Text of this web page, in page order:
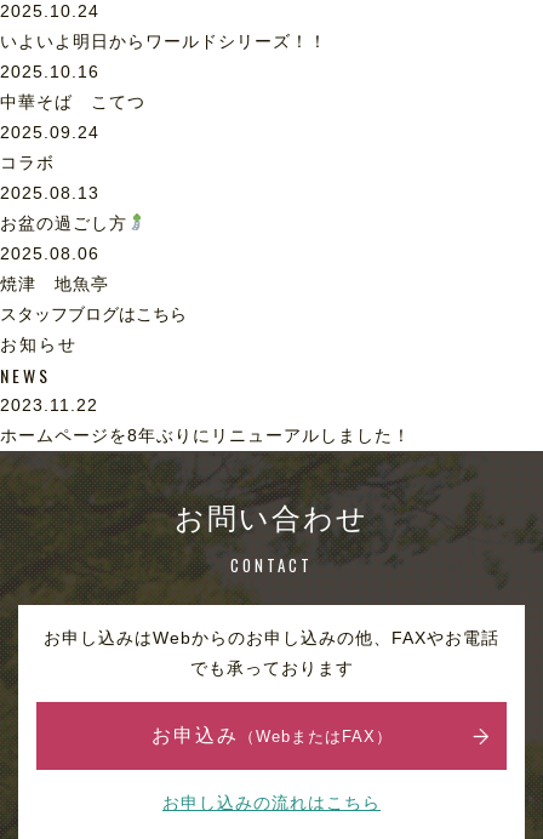
2025.10.24
いよいよ明日からワールドシリーズ！！
2025.10.16
中華そば こてつ
2025.09.24
コラボ
2025.08.13
お盆の過ごし方
2025.08.06
焼津 地魚亭
スタッフブログはこちら
お知らせ
NEWS
2023.11.22
ホームページを8年ぶりにリニューアルしました！
お問い合わせ
CONTACT
お申し込みはWebからのお申し込みの他、FAXやお電話
でも承っております
お申込み （WebまたはFAX）
お申し込みの流れはこちら